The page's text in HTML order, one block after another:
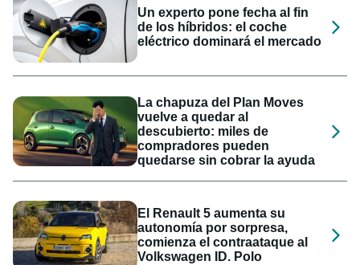
Un experto pone fecha al fin
de los híbridos: el coche
eléctrico dominará el mercado
La chapuza del Plan Moves
vuelve a quedar al
descubierto: miles de
compradores pueden
quedarse sin cobrar la ayuda
El Renault 5 aumenta su
autonomía por sorpresa,
comienza el contraataque al
Volkswagen ID. Polo